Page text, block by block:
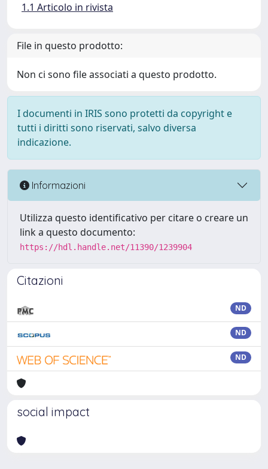
1.1 Articolo in rivista
File in questo prodotto:
Non ci sono file associati a questo prodotto.
I documenti in IRIS sono protetti da copyright e
tutti i diritti sono riservati, salvo diversa
indicazione.
Informazioni
Utilizza questo identificativo per citare o creare un
link a questo documento:
https://hdl.handle.net/11390/1239904
Citazioni
ND
ND
ND
social impact